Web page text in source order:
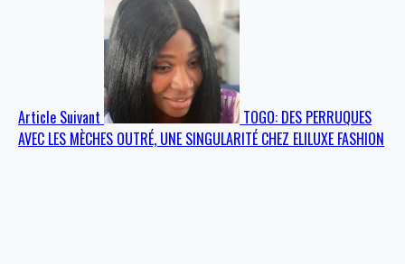
Article Suivant
TOGO: DES PERRUQUES
AVEC LES MÈCHES OUTRÉ, UNE SINGULARITÉ CHEZ ELILUXE FASHION